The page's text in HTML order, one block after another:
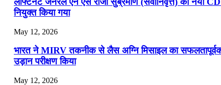
नियुक्त किया गया
May 12, 2026
भारत ने MIRV तकनीक से लैस अग्नि मिसाइल का
उड़ान परीक्षण किया
May 12, 2026